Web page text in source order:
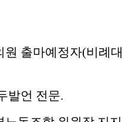
출마예정자(비례대
발언 전문.